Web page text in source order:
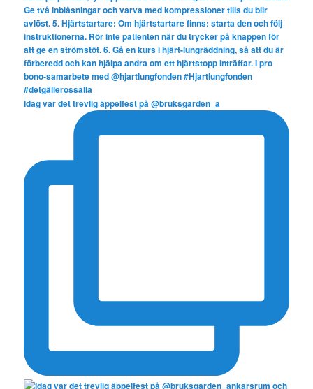
Idag var det trevlig äppelfest på @bruksgarden_a